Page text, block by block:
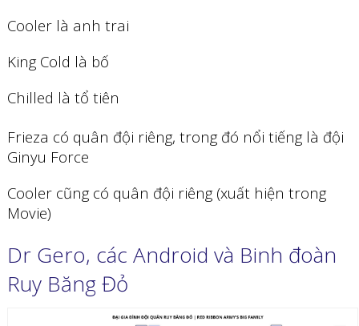
Cooler là anh trai
King Cold là bố
Chilled là tổ tiên
Frieza có quân đội riêng, trong đó nổi tiếng là đội
Ginyu Force
Cooler cũng có quân đội riêng (xuất hiện trong
Movie)
Dr Gero, các Android và Binh đoàn
Ruy Băng Đỏ